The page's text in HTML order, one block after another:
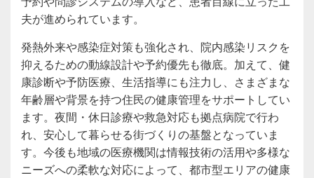
夫が進められています。
発熱外来や感染症対策も強化され、院内感染リスクを
抑えるための動線設計や予約優先も徹底。加えて、健
康診断や予防医療、生活指導にも注力し、さまざまな
年齢層や背景を持つ住民の健康管理をサポートしてい
ます。夜間・休日診療や救急対応も拠点病院で行わ
れ、安心して暮らせる街づくりの基盤となっていま
す。今後も地域の医療機関は情報技術の活用や多様な
ニーズへの柔軟な対応によって、都市型エリアの健康